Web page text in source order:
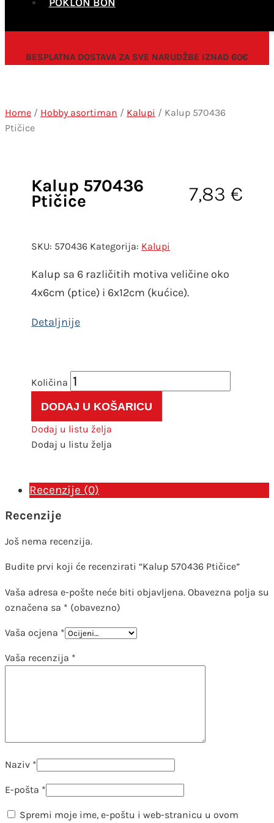
BESPLATNA DOSTAVA ZA SVE NARUDŽBE IZNAD 60€
Home / Hobby asortiman / Kalupi / Kalup 570436
Ptičice
Kalup 570436
Ptičice 7,83 €
SKU: 570436 Kategorija: Kalupi
Kalup sa 6 različitih motiva veličine oko
4x6cm (ptice) i 6x12cm (kućice).
Kalup
570436
Ptičice
količina
DODAJ U KOŠARICU
Dodaj u listu želja
Dodaj u listu želja
Recenzije (0)
Recenzije
Još nema recenzija.
Budite prvi koji će recenzirati “Kalup 570436 Ptičice”
Vaša adresa e-pošte neće biti objavljena. Obavezna polja su
označena sa * (obavezno)
Vaša ocjena *
Vaša recenzija *
Naziv *
E-pošta *
Spremi moje ime, e-poštu i web-stranicu u ovom